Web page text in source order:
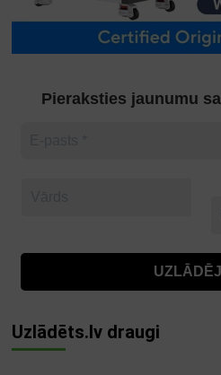
Pieraksties jaunumu
Uzlādēts.lv draugi